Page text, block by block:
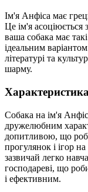
Ім'я Анфіса має
Це ім'я
ваша собака має
ідеальним
літературі та
шарму.
Собака на ім'я
дружелюбним
допитливою, що
прогулянок і ігор
зазвичай легко
господареві, що
і ефективним.